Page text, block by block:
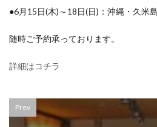
●6月15日(木)～18日(日)：沖縄・久米
随時ご予約承っております。
詳細はコチラ
Prev